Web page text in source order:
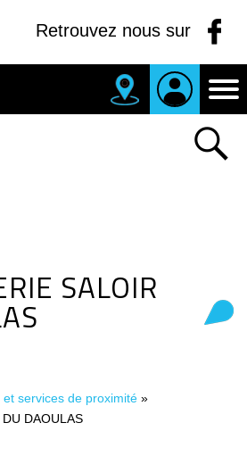
Retrouvez nous sur
SALOIR
services de proximité »
DAOULAS